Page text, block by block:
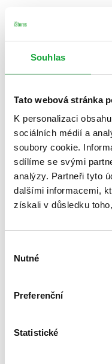
Souhlas
Tato webová stránka
K personalizaci
sociálních médií a
soubory cookie.
sdílíme se svými
analýzy. Partneři tyto
dalšími informacemi,
získali v důsledku
souhlasu
Nutné
Preferenční
Statistické